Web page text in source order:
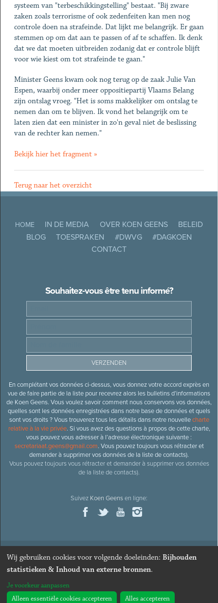
systeem van "terbeschikkingstelling" bestaat. "Bij zware
zaken zoals terrorisme of ook zedenfeiten kan men nog
controle doen na strafeinde. Dat lijkt me belangrijk. Er gaan
stemmen op om dat aan te passen of af te schaffen. Ik denk
dat we dat moeten uitbreiden zodanig dat er controle blijft
voor wie kiest om tot strafeinde te gaan."
Minister Geens kwam ook nog terug op de zaak Julie Van
Espen, waarbij onder meer oppositiepartij Vlaams Belang
zijn ontslag vroeg. "Het is soms makkelijker om ontslag te
nemen dan om te blijven. Ik vond het belangrijk om te
laten zien dat een minister in zo'n geval niet de beslissing
van de rechter kan nemen."
Bekijk hier het fragment »
Terug naar het overzicht
HOME IN DE MEDIA OVER KOEN GEENS
BELEID
BLOG
TOESPRAKEN #DWVG
#DAGKOEN
CONTACT
Souhaitez-vous être tenu informé?
En complétant vos données ci-dessus, vous donnez votre accord exprès en
vue de faire partie de la liste pour recevrez alors les bulletins d’informations
de Koen Geens. Vous voulez savoir comment nous conservons vos données,
quelles sont les données enregistrées dans notre base de données et quels
sont vos droits ? Vous trouverez tous les détails dans notre nouvellecharte
relative à la vie privée. Si vous avez des questions à propos de cette charte,
vous pouvez vous adresser à l’adresse électronique suivante :
secretariaat.geens@gmail.com. Vous pouvez toujours vous rétracter et
demander à supprimer vos données de la liste de contacts).
Vous pouvez toujours vous rétracter et demander à supprimer vos données
de la liste de contacts).
Suivez Koen Geensen ligne:
© 2026Ancien ministre et député honoraire
Webdesign & développement par Zenjoy de Louvain
Wij gebruiken cookies voor volgende doeleinden: Bijhouden
statistieken & Inhoud van externe bronnen.
Je voorkeur aanpassen
Alleen essentiële cookies accepteren
Alles accepteren